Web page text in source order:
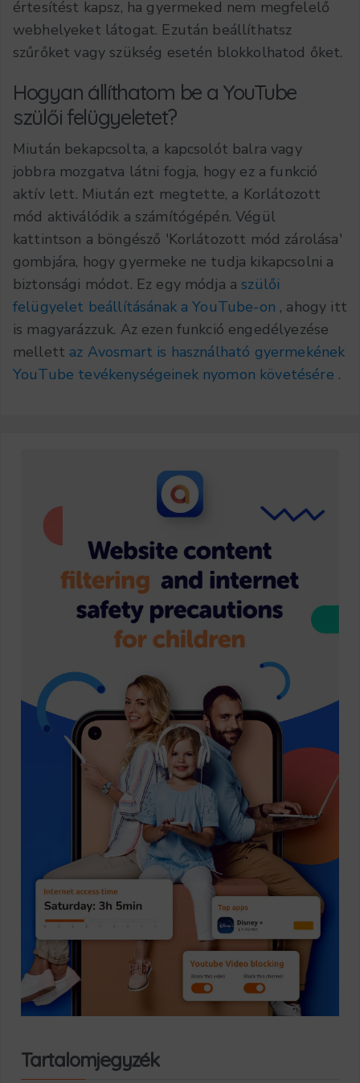
értesítést kapsz, ha gyermeked nem megfelelő
webhelyeket látogat. Ezután beállíthatsz
szűrőket vagy szükség esetén blokkolhatod őket.
Hogyan állíthatom be a YouTube
szülői felügyeletet?
Miután bekapcsolta, a kapcsolót balra vagy
jobbra mozgatva látni fogja, hogy ez a funkció
aktív lett. Miután ezt megtette, a Korlátozott
mód aktiválódik a számítógépén. Végül
kattintson a böngésző 'Korlátozott mód zárolása'
gombjára, hogy gyermeke ne tudja kikapcsolni a
biztonsági módot. Ez egy módja aszülői
felügyelet beállításának a YouTube-on , ahogy itt
is magyarázzuk. Az ezen funkció engedélyezése
mellett az Avosmart is használható gyermekének
YouTube tevékenységeinek nyomon követésére .
Tartalomjegyzék